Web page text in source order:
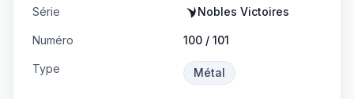
Série Nobles Victoires
Numéro 100 / 101
Type Métal